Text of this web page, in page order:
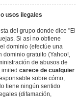
usos ilegales
del grupo donde dice "El
Si así no obtiene
dominio (efectúe una
dominio gratuito (Yahoo!,
de abusos de
carece de cualquier
sobre cómo,
tiene ningún sentido
(difamación,